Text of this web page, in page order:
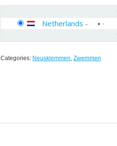
Netherlands -
Categories: Neusklemmen, Zwemmen